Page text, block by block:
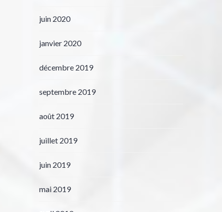
juin 2020
janvier 2020
décembre 2019
septembre 2019
août 2019
juillet 2019
juin 2019
mai 2019